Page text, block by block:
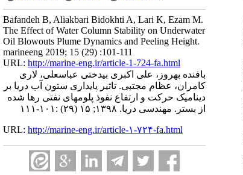
Bafandeh B, Aliakbari Bidokhti A, Lari K, Ezam M.
The Effect of Water Column Stability on Underwater
Oil Blowouts Plume Dynamics and Peeling Height.
marineeng 2019; 15 (29) :101-111
URL: http://marine-eng.ir/article-1-724-fa.html
بافنده بهروز، علی اکبری بیدختی عباسعلی، لاری
کامران، عظام مجتبی. تاثیر پایداری ستون آب دریا بر
دینامیک حرکت و ارتفاع نفوذ پلومهای نفتی رها شده
از بستر. مهندسی دریا. ۱۳۹۸; ۱۵ (۲۹) :۱۰۱-۱۱۱
URL: http://marine-eng.ir/article-۱-۷۲۴-fa.html